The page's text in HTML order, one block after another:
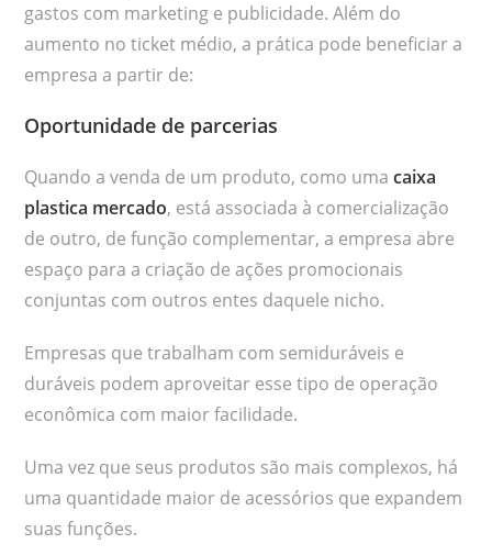
gastos com marketing e publicidade. Além do
aumento no ticket médio, a prática pode beneficiar a
empresa a partir de:
Oportunidade de parcerias
Quando a venda de um produto, como umacaixa
plastica mercado, está associada à comercialização
de outro, de função complementar, a empresa abre
espaço para a criação de ações promocionais
conjuntas com outros entes daquele nicho.
Empresas que trabalham com semiduráveis e
duráveis podem aproveitar esse tipo de operação
econômica com maior facilidade.
Uma vez que seus produtos são mais complexos, há
uma quantidade maior de acessórios que expandem
suas funções.